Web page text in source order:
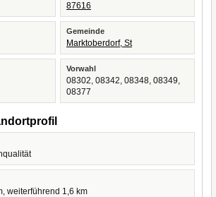
87616
Gemeinde
Marktoberdorf, St
Vorwahl
08302, 08342, 08348, 08349,
08377
weiterführend 1,6 km